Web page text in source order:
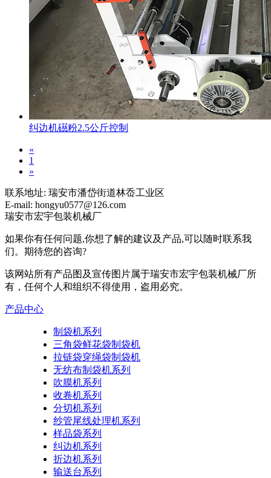
纠边机礠粉2.5公斤控制
«
1
»
联系地址: 瑞安市潘岱街道林岙工业区
E-mail: hongyu0577@126.com
瑞安市宏宇包装机械厂
如果你有任何问题,你想了解的建议及产品,可以随时联系我
们。期待您的咨询?
该网站所有产品图及宣传图片属于瑞安市宏宇包装机械厂所
有，任何个人和组织不得使用，盗用必究。
产品中心
制袋机系列
三角袋鲜花袋制袋机
拉链袋穿绳袋制袋机
无纺布制袋机系列
吹膜机系列
收卷机系列
分切机系列
纱管尾线处理机系列
样品袋系列
纠边机系列
折边机系列
输送台系列